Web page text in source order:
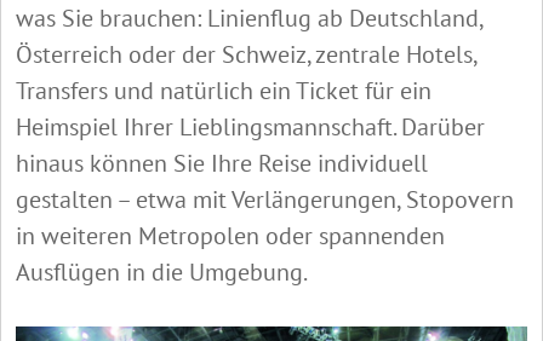
was Sie brauchen: Linienflug ab Deutschland,
Österreich oder der Schweiz, zentrale Hotels,
Transfers und natürlich ein Ticket für ein
Heimspiel Ihrer Lieblingsmannschaft. Darüber
hinaus können Sie Ihre Reise individuell
gestalten – etwa mit Verlängerungen, Stopovern
in weiteren Metropolen oder spannenden
Ausflügen in die Umgebung.